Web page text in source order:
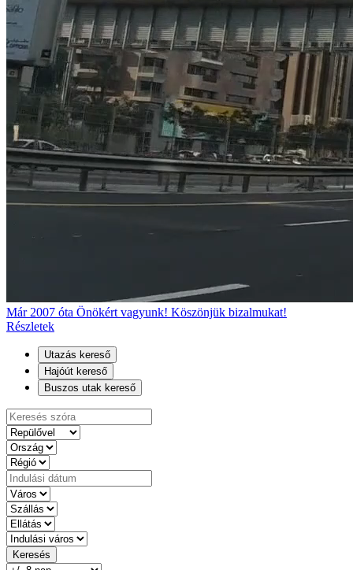
Már 2007 óta Önökért vagyunk! Köszönjük bizalmukat!
Részletek
Utazás kereső
Hajóút kereső
Buszos utak kereső
Keresés